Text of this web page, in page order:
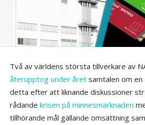
Två av världens största tillverkare av
återupptog under året samtalen om en
detta efter att liknande diskussioner
rådande krisen på minnesmarknaden
tillhörande mål gällande omsättning